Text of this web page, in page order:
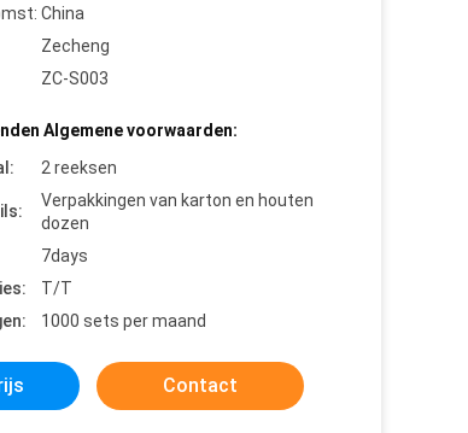
China
Zecheng
ZC-S003
Algemene voorwaarden:
2 reeksen
Verpakkingen van karton en houten
dozen
7days
T/T
1000 sets per maand
Contact